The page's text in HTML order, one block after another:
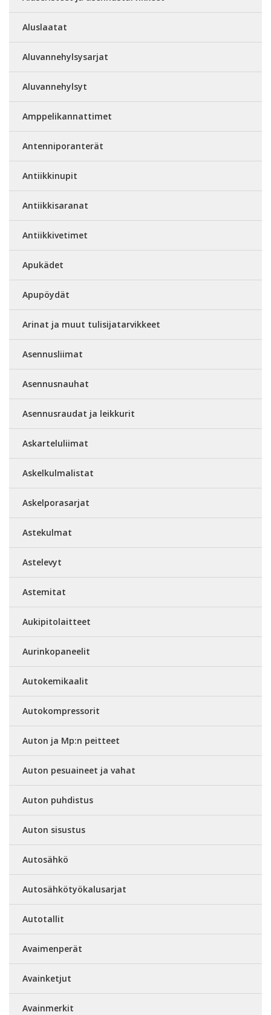
Aluslaatat
Aluvannehylsysarjat
Aluvannehylsyt
Amppelikannattimet
Antenniporanterät
Antiikkinupit
Antiikkisaranat
Antiikkivetimet
Apukädet
Apupöydät
Arinat ja muut tulisijatarvikkeet
Asennusliimat
Asennusnauhat
Asennusraudat ja leikkurit
Askarteluliimat
Askelkulmalistat
Askelporasarjat
Astekulmat
Astelevyt
Astemitat
Aukipitolaitteet
Aurinkopaneelit
Autokemikaalit
Autokompressorit
Auton ja Mp:n peitteet
Auton pesuaineet ja vahat
Auton puhdistus
Auton sisustus
Autosähkö
Autosähkötyökalusarjat
Autotallit
Avaimenperät
Avainketjut
Avainmerkit